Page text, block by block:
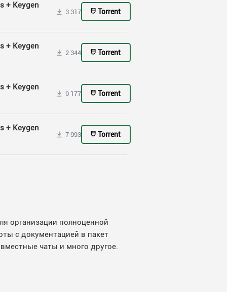
+ Keygen
3 317 Torrent
+ Keygen
2 344 Torrent
+ Keygen
9 177 Torrent
+ Keygen
7 993 Torrent
организации полноценной
с документацией в пакет
чаты и много другое.